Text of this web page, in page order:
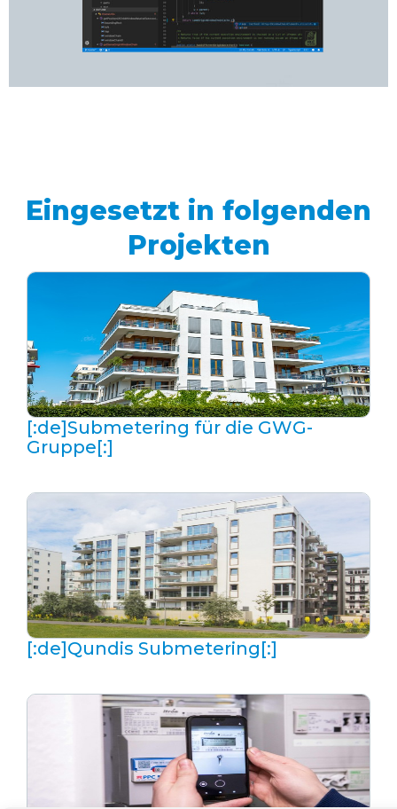
Eingesetzt in folgenden
Projekten
[:de]Submetering für die GWG-
Gruppe[:]
[:de]Qundis Submetering[:]